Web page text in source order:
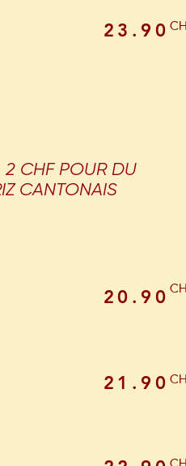
23.90
2 CHF POUR DU
CANTONAIS
20.90
21.90